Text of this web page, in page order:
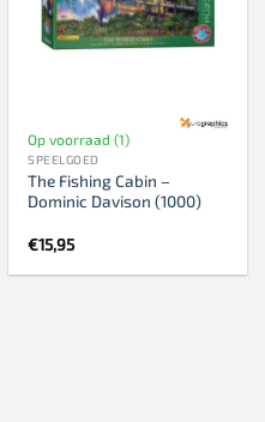
Op voorraad (1)
SPEELGOED
The Fishing Cabin –
Dominic Davison (1000)
€15,95